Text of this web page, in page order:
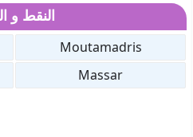
النقط و
Moutamadris
Massar